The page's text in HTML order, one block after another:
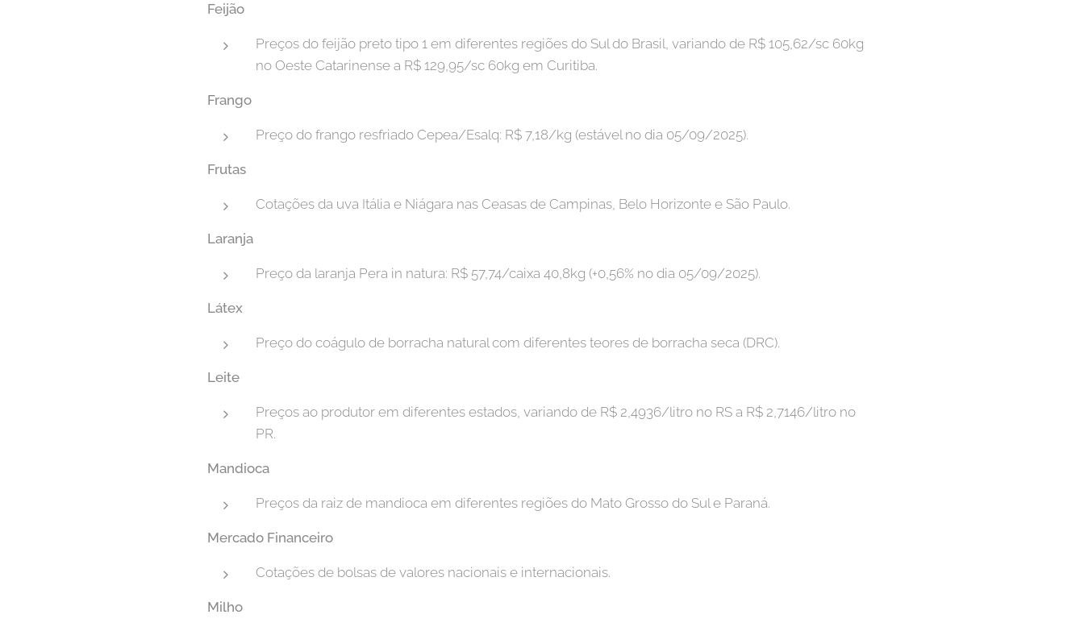
Feijão
Preços do feijão preto tipo 1 em diferentes regiões do Sul do Brasil, variando de R$ 105,62/sc 60kg
no Oeste Catarinense a R$ 129,95/sc 60kg em Curitiba.
Frango
Preço do frango resfriado Cepea/Esalq: R$ 7,18/kg (estável no dia 05/09/2025).
Frutas
Cotações da uva Itália e Niágara nas Ceasas de Campinas, Belo Horizonte e São Paulo.
Laranja
Preço da laranja Pera in natura: R$ 57,74/caixa 40,8kg (+0,56% no dia 05/09/2025).
Látex
Preço do coágulo de borracha natural com diferentes teores de borracha seca (DRC).
Leite
Preços ao produtor em diferentes estados, variando de R$ 2,4936/litro no RS a R$ 2,7146/litro no
PR.
Mandioca
Preços da raiz de mandioca em diferentes regiões do Mato Grosso do Sul e Paraná.
Mercado Financeiro
Cotações de bolsas de valores nacionais e internacionais.
Milho